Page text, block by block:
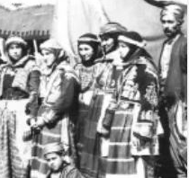
Yaşam
Felsefesi
için